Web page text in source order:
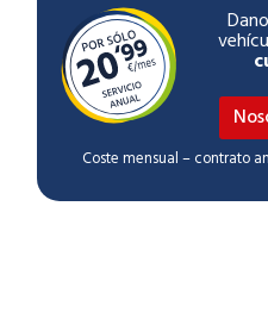
Coste mensual – contrato